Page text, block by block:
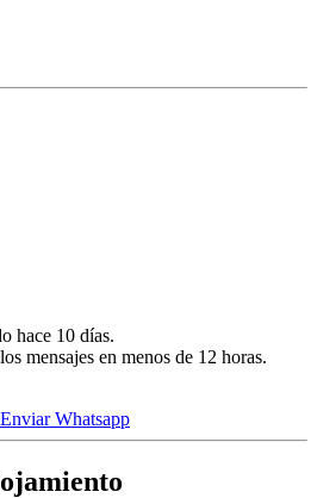
hace 10 días.
mensajes en menos de 12 horas.
Enviar Whatsapp